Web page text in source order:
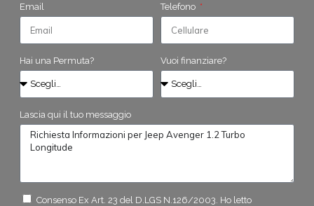
Email Telefono
Hai una Permuta? Vuoi finanziare?
Lascia qui il tuo messaggio
Consenso Ex Art. 23 del D.LGS N.126/2003. Ho letto